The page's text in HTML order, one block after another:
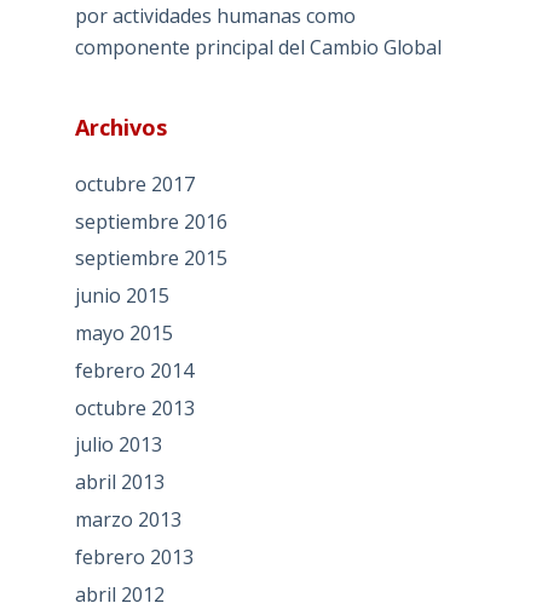
por actividades humanas como
componente principal del Cambio Global
Archivos
octubre 2017
septiembre 2016
septiembre 2015
junio 2015
mayo 2015
febrero 2014
octubre 2013
julio 2013
abril 2013
marzo 2013
febrero 2013
abril 2012